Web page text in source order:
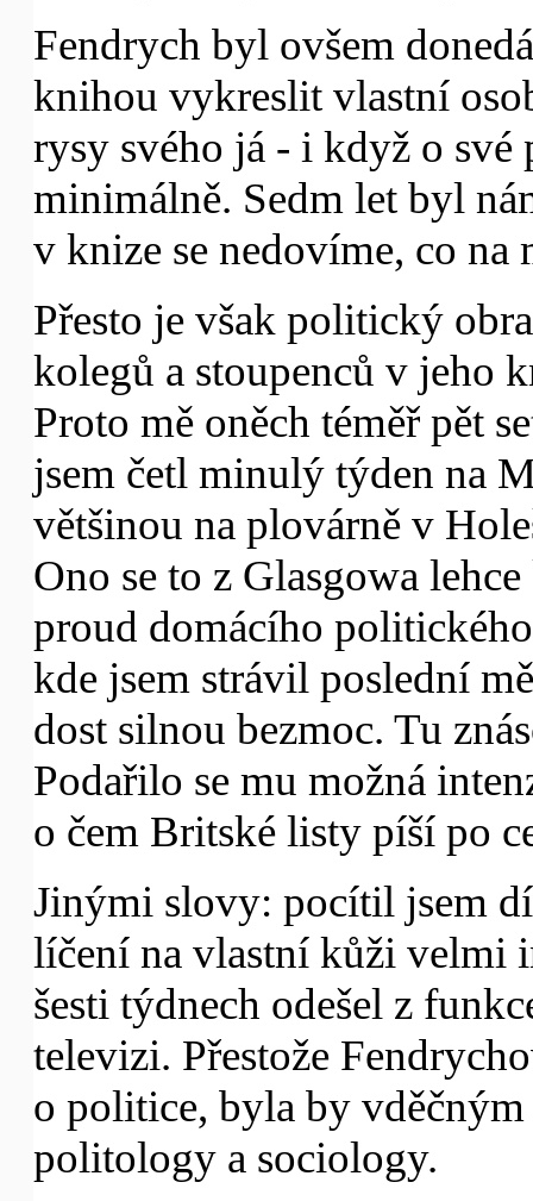
Fendrych byl ovšem
knihou vykreslit vlastní
rysy svého já - i když o
minimálně. Sedm let byl
v knize se nedovíme, co na
Přesto je však politický
kolegů a stoupenců v jeho
Proto mě oněch téměř pět
jsem četl minulý týden na
většinou na plovárně v
Ono se to z Glasgowa
proud domácího
kde jsem strávil poslední
dost silnou bezmoc. Tu
Podařilo se mu možná
o čem Britské listy píší po
Jinými slovy: pocítil jsem
líčení na vlastní kůži velmi
šesti týdnech odešel z
televizi. Přestože
o politice, byla by
politology a sociology.